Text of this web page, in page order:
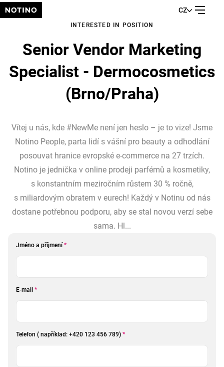
CZ
INTERESTED IN POSITION
Senior Vendor Marketing
Specialist - Dermocosmetics
(Brno/Praha)
Vítej u nás, kde #NewMe není jen heslo – je to vize! Jsme
Notino People, parta lidí s vášní pro beauty a odhodlání
posouvat hranice evropské e-commerce na 27 trzích.
Notino je jednička v online prodeji parfémů a kosmetiky,
s konstantním meziročním růstem 30 % ročně,
s miliardovým obratem v eurech! Každý v Notinu od nás
dostane potřebnou podporu, aby se stal novou verzí sebe
sama. Hl...
Jméno a příjmení *
E-mail *
Telefon ( například: +420 123 456 789) *